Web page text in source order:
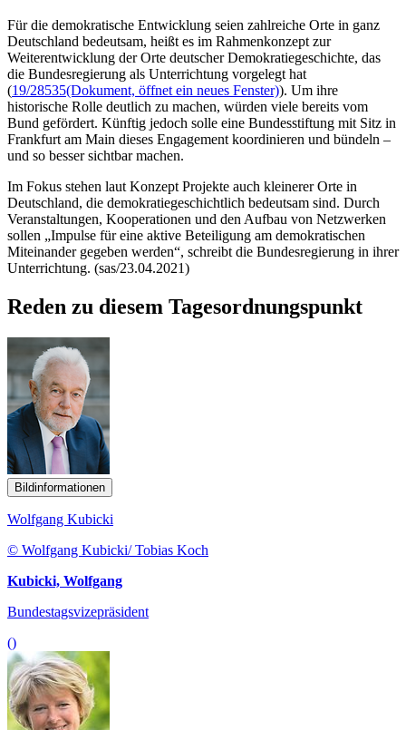
Für die demokratische Entwicklung seien zahlreiche Orte in ganz
Deutschland bedeutsam, heißt es im Rahmenkonzept zur
Weiterentwicklung der Orte deutscher Demokratiegeschichte, das
die Bundesregierung als Unterrichtung vorgelegt hat
(19/28535(Dokument, öffnet ein neues Fenster)). Um ihre
historische Rolle deutlich zu machen, würden viele bereits vom
Bund gefördert. Künftig jedoch solle eine Bundesstiftung mit Sitz in
Frankfurt am Main dieses Engagementkoordinieren und bündeln –
und so besser sichtbar machen.
Im Fokus stehen laut Konzept Projekte auch kleinerer Orte in
Deutschland, die demokratiegeschichtlich bedeutsam sind. Durch
Veranstaltungen, Kooperationen und den Aufbau von Netzwerken
sollen „Impulse für eine aktive Beteiligung am demokratischen
Miteinander gegeben werden“, schreibt die Bundesregierung in ihrer
Unterrichtung. (sas/23.04.2021)
Reden zu diesem Tagesordnungspunkt
Bildinformationen
Wolfgang Kubicki
© Wolfgang Kubicki/ Tobias Koch
Kubicki, Wolfgang
Bundestagsvizepräsident
()